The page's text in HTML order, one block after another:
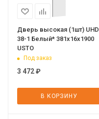
Дверь высокая (1шт) UHD
38-1 Белый* 381х16х1900
USTO
Под заказ
3 472₽
В КОРЗИНУ